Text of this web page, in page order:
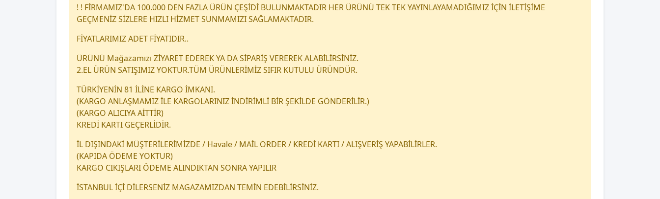
! ! FİRMAMIZ'DA 100.000 DEN FAZLA ÜRÜN ÇEŞİDİ BULUNMAKTADIR HER ÜRÜNÜ TEK TEK YAYINLAYAMADIĞIMIZ İÇİN İLETİŞİME
GEÇMENİZ SİZLERE HIZLI HİZMET SUNMAMIZI SAĞLAMAKTADIR.
FİYATLARIMIZ ADET FİYATIDIR..
ÜRÜNÜ Mağazamızı ZİYARET EDEREK YA DA SİPARİŞ VEREREK ALABİLİRSİNİZ.
2.EL ÜRÜN SATIŞIMIZ YOKTUR.TÜM ÜRÜNLERİMİZ SIFIR KUTULU ÜRÜNDÜR.
TÜRKİYENİN 81 İLİNE KARGO İMKANI.
(KARGO ANLAŞMAMIZ İLE KARGOLARINIZ İNDİRİMLİ BİR ŞEKİLDE GÖNDERİLİR.)
(KARGO ALICIYA AİTTİR)
KREDİ KARTI GEÇERLİDİR.
İL DIŞINDAKİ MÜŞTERİLERİMİZDE / Havale / MAİL ORDER / KREDİ KARTI / ALIŞVERİŞ YAPABİLİRLER.
(KAPIDA ÖDEME YOKTUR)
KARGO CIKIŞLARI ÖDEME ALINDIKTAN SONRA YAPILIR
İSTANBUL İÇİ DİLERSENİZ MAGAZAMIZDAN TEMİN EDEBİLİRSİNİZ.